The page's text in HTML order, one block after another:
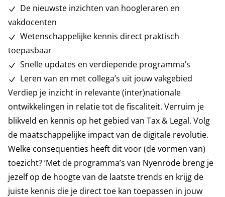
De nieuwste inzichten van hoogleraren en
vakdocenten
Wetenschappelijke kennis direct praktisch
toepasbaar
Snelle updates en verdiepende programma’s
Leren van en met collega’s uit jouw vakgebied
Verdiep je inzicht in relevante (inter)nationale
ontwikkelingen in relatie tot de fiscaliteit. Verruim je
blikveld en kennis op het gebied van Tax & Legal. Volg
de maatschappelijke impact van de digitale revolutie.
Welke consequenties heeft dit voor (de vormen van)
toezicht? ’Met de programma’s van Nyenrode breng je
jezelf op de hoogte van de laatste trends en krijg de
juiste kennis die je direct toe kan toepassen in jouw